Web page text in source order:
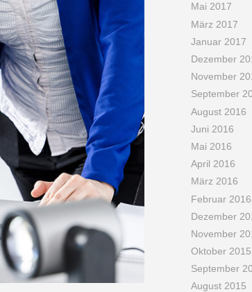
Mai 2017
März 2017
Januar 2017
Dezember
November
September
August 2016
Juni 2016
Mai 2016
April 2016
März 2016
Februar 2016
Dezember
November
Oktober 2015
September
August 2015